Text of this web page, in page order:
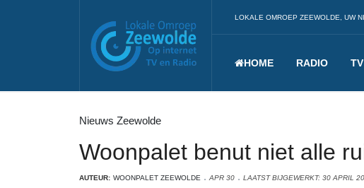
LOKALE OMROEP ZEEWOLDE, UW
HOME RADIO TV
Nieuws Zeewolde
Woonpalet benut niet alle
AUTEUR: WOONPALET ZEEWOLDE APR 30 LAATST BIJGEWERKT: 30 APRIL